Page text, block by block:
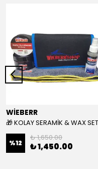
WİEBERR
%12
₺ 1,650.00
₺ 1,450.00